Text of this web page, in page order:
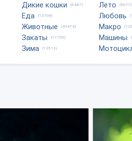
Дикие кошки (6487)
Еда (13708)
Животные (49474)
Закаты (17750)
Зима (13513)
Лето (9677)
Любовь
Макро
Машины